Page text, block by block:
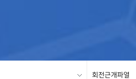
회전근개파열